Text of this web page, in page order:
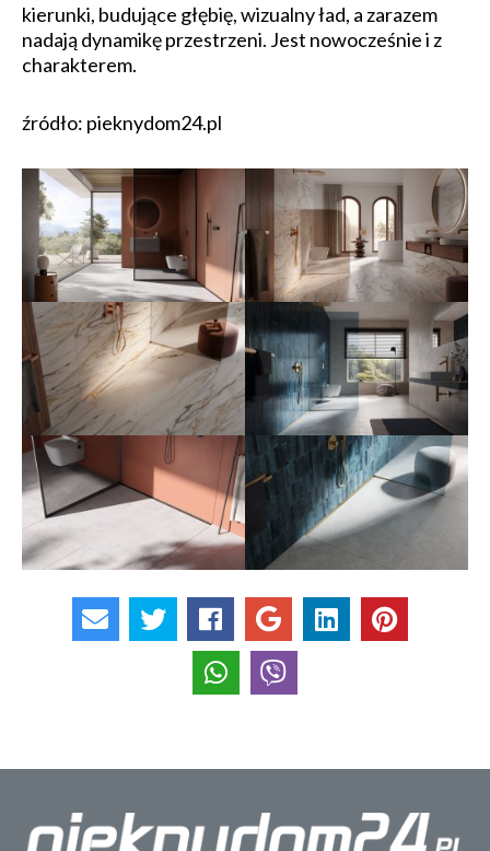
kierunki, budujące głębię, wizualny ład, a zarazem
nadają dynamikę przestrzeni. Jest nowocześnie i z
charakterem.
źródło: pieknydom24.pl